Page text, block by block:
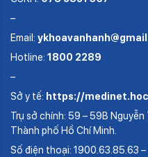
–
Email:
Hotline: 1800 2289
–
Sở y tế: https://
Trụ sở chính: 59 – 59B
Thành phố Hồ Chí Minh.
Số điện thoại: 1900.63.85.63 –